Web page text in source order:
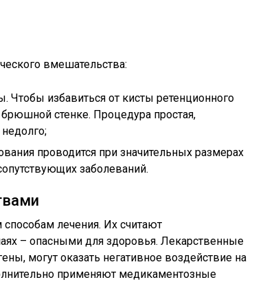
вмешательства:
Чтобы избавиться от кисты ретенционного
стенке. Процедура простая,
проводится при значительных размерах
заболеваний.
способам лечения. Их считают
– опасными для здоровья. Лекарственные
могут оказать негативное воздействие на
применяют медикаментозные